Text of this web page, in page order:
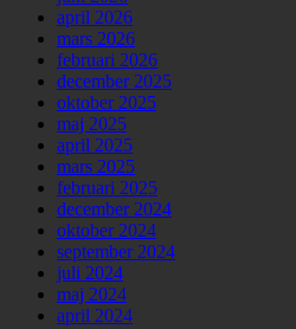
april 2026
mars 2026
februari 2026
december 2025
oktober 2025
maj 2025
april 2025
mars 2025
februari 2025
december 2024
oktober 2024
september 2024
juli 2024
maj 2024
april 2024